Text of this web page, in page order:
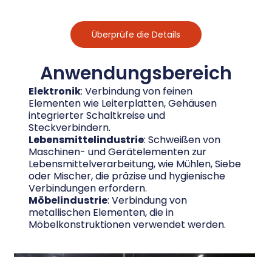
Überprüfe die Details
Anwendungsbereich
Elektronik: Verbindung von feinen
Elementen wie Leiterplatten, Gehäusen
integrierter Schaltkreise und
Steckverbindern.
Lebensmittelindustrie: Schweißen von
Maschinen- und Gerätelementen zur
Lebensmittelverarbeitung, wie Mühlen, Siebe
oder Mischer, die präzise und hygienische
Verbindungen erfordern.
Möbelindustrie: Verbindung von
metallischen Elementen, die in
Möbelkonstruktionen verwendet werden.